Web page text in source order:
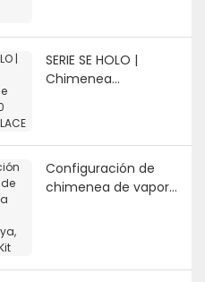
SERIE SE HOLO |
Chimenea
Configuración de
chimenea de vapor